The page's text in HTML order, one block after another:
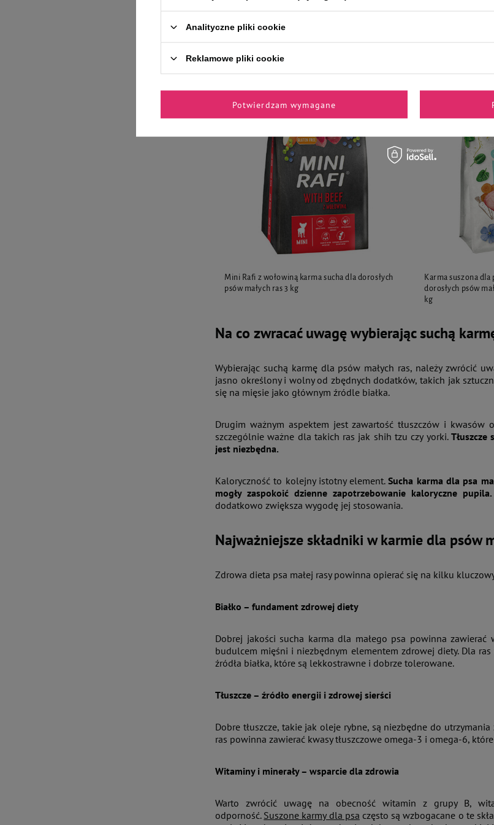
Co więcej, psy małych ras bywają wybredne, co oznacza, że
względem smaku i aromatu. Producenci, tacy jak Dolina Noteci,
wysoką jakość z wyjątkowym smakiem.
Mini Rafi z wołowiną karma sucha dla dorosłych
psów małych ras 3 kg
Karma suszona
dorosłych psów
kg
Na co zwracać uwagę wybierając suchą
Wybierając suchą karmę dla psów małych ras, należy zwrócić
jasno określony i wolny od zbędnych dodatków, takich jak
się na mięsie jako głównym źródle białka.
Drugim ważnym aspektem jest zawartość tłuszczów i
szczególnie ważne dla takich ras jak shih tzu czy yorki.
jest niezbędna.
Kaloryczność to kolejny istotny element.Sucha karma dla psa
mogły zaspokoić dzienne zapotrzebowanie kaloryczne pupila.
dodatkowo zwiększa wygodę jej stosowania.
Najważniejsze składniki w karmie dla psów
Zdrowa dieta psa małej rasy powinna opierać się na kilku
Białko – fundament zdrowej diety
Dobrej jakości sucha karma dla małego psa powinna
budulcem mięśni i niezbędnym elementem zdrowej diety. Dla
źródła białka, które są lekkostrawne i dobrze tolerowane.
Tłuszcze – źródło energii i zdrowej sierści
Dobre tłuszcze, takie jak oleje rybne, są niezbędne do
ras powinna zawierać kwasy tłuszczowe omega-3 i omega-6,
Witaminy i minerały – wsparcie dla zdrowia
Warto zwrócić uwagę na obecność witamin z grupy B,
odporność. Suszone karmy dla psa często są wzbogacane o te
Analityczne pliki cookie
Reklamowe pliki cookie
Potwierdzam wymagane